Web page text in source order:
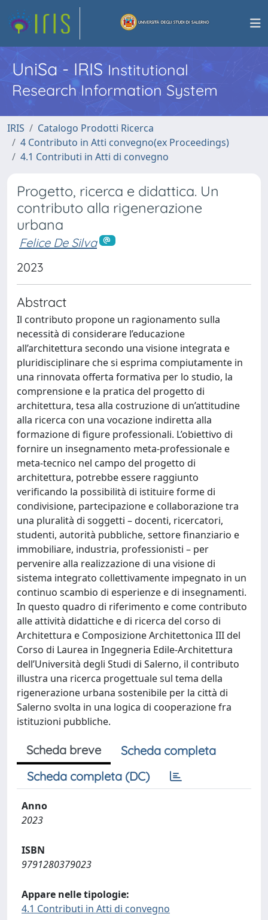
UniSa - IRISInstitutional
Research Information System
IRIS
Catalogo Prodotti Ricerca
4 Contributo in Atti convegno(ex Proceedings)
4.1 Contributi in Atti di convegno
Progetto, ricerca e didattica. Un
contributo alla rigenerazione
urbana
Felice De Silva
2023
Abstract
Il contributo propone un ragionamento sulla
necessità di considerare l’educazione
all’architettura secondo una visione integrata e
pluridisciplinare che si esprima compiutamente in
una rinnovata offerta formativa per lo studio, la
comprensione e la pratica del progetto di
architettura, tesa alla costruzione di un’attitudine
alla ricerca con una vocazione indiretta alla
formazione di figure professionali. L’obiettivo di
fornire un insegnamento meta-professionale e
meta-tecnico nel campo del progetto di
architettura, potrebbe essere raggiunto
verificando la possibilità di istituire forme di
condivisione, partecipazione e collaborazione tra
una pluralità di soggetti – docenti, ricercatori,
studenti, autorità pubbliche, settore finanziario e
immobiliare, industria, professionisti – per
pervenire alla realizzazione di una visione di
sistema integrato collettivamente impegnato in un
continuo scambio di esperienze e di insegnamenti.
In questo quadro di riferimento e come contributo
alle attività didattiche e di ricerca del corso di
Architettura e Composizione Architettonica III del
Corso di Laurea in Ingegneria Edile-Architettura
dell’Università degli Studi di Salerno, il contributo
illustra una ricerca progettuale sul tema della
rigenerazione urbana sostenibile per la città di
Salerno svolta in una logica di cooperazione fra
istituzioni pubbliche.
Scheda breve
Scheda completa
Scheda completa (DC)
Anno
2023
ISBN
9791280379023
Appare nelle tipologie:
4.1 Contributi in Atti di convegno